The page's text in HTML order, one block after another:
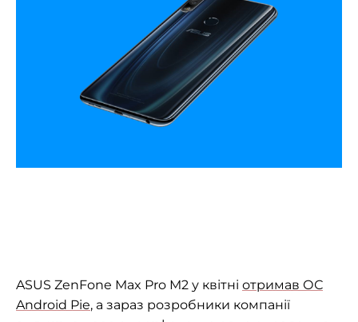
ASUS ZenFone Max Pro M2 у квітні отримав ОС
Android Pie, а зараз розробники компанії